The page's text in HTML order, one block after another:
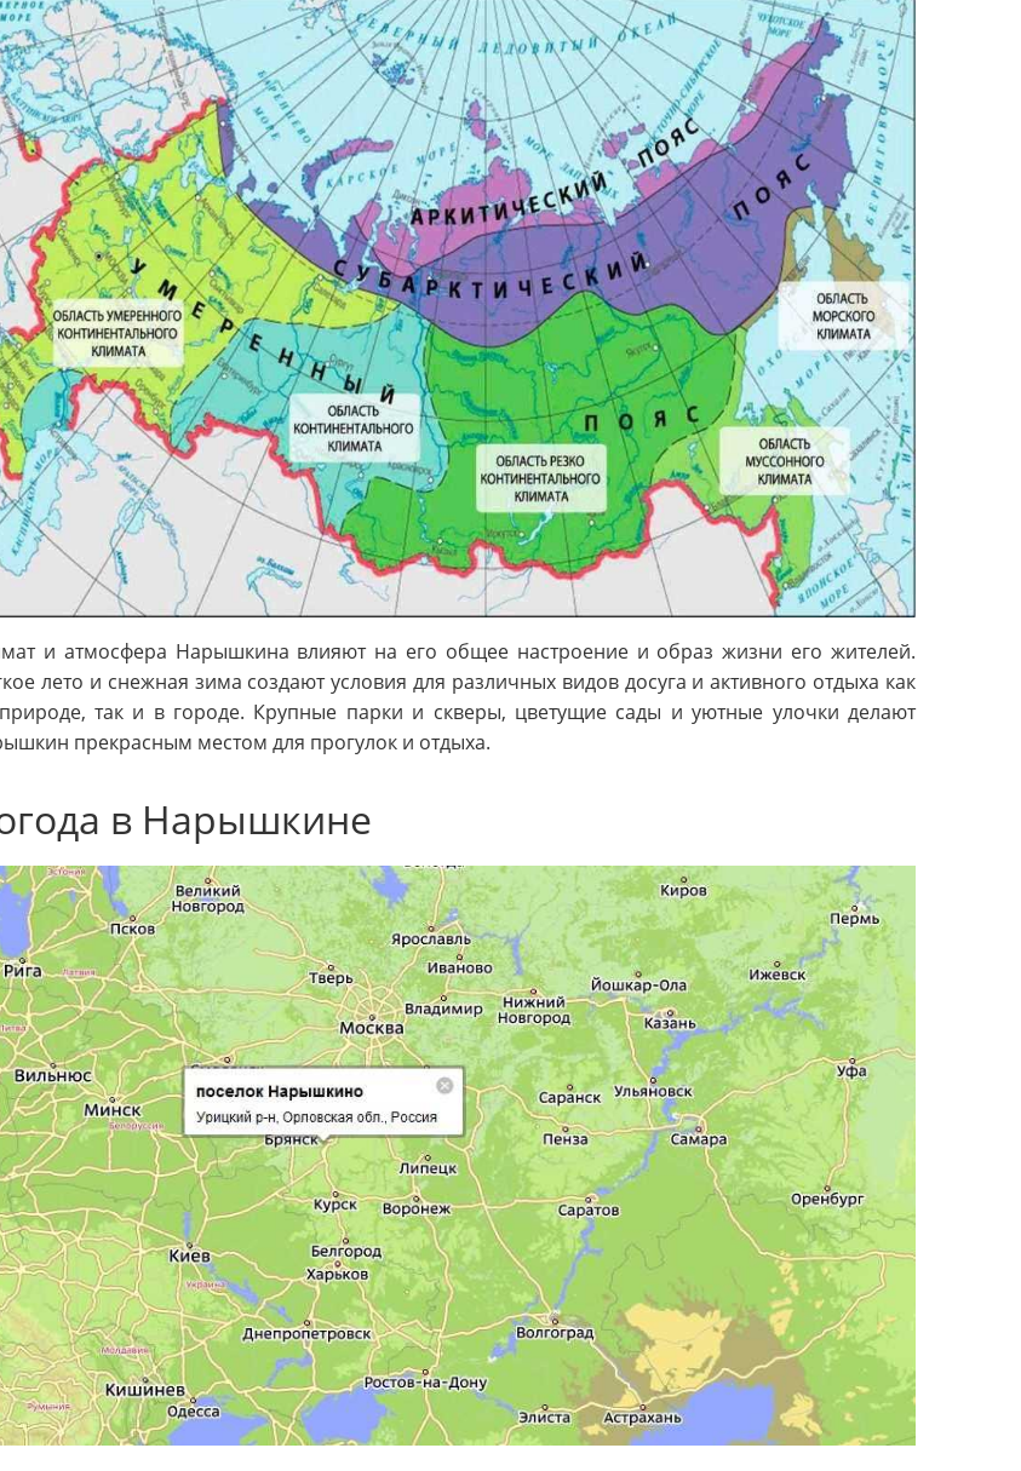
и атмосфера Нарышкина влияют на его общее настроение и образ жизни его жителей.
лето и снежная зима создают условия для различных видов досуга и активного отдыха как
так и в городе. Крупные парки и скверы, цветущие сады и уютные улочки делают
прекрасным местом для прогулок и отдыха.
в Нарышкине